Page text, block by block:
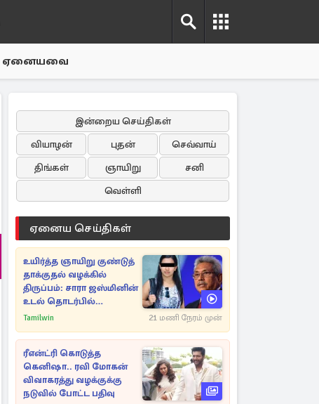
ஏனையவை
இன்றைய செய்திகள்
வியாழன்
புதன்
செவ்வாய்
திங்கள்
ஞாயிறு
சனி
வெள்ளி
ஏனைய செய்திகள்
உயிர்த்த ஞாயிறு குண்டுத்
தாக்குதல் வழக்கில்
திருப்பம்: சாரா ஜஸ்மினின்
உடல் தொடர்பில்
நீதிமன்றத்தில் வெளியான
Tamilwin 21 மணி நேரம் முன்
ரீஎன்ட்ரி கொடுத்த
கெனிஷா.. ரவி மோகன்
விவாகரத்து வழக்குக்கு
நடுவில் போட்ட பதிவு